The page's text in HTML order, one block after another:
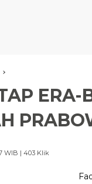
ERA-
WIB | 403 Klik